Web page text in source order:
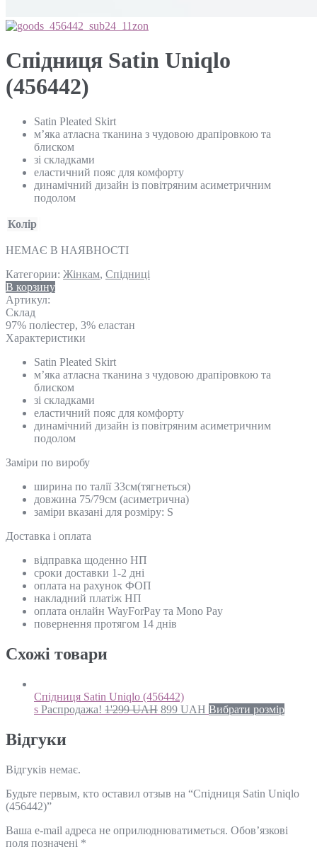
Спідниця Satin Uniqlo
(456442)
Satin Pleated Skirt
м’яка атласна тканина з чудовою драпіровкою та
блиском
зі складками
еластичний пояс для комфорту
динамічний дизайн із повітряним асиметричним
подолом
Колір
НЕМАЄ В НАЯВНОСТІ
Категории: Жінкам, Спідниці
В корзину
Артикул:
Склад
97% поліестер, 3% еластан
Характеристики
Satin Pleated Skirt
м’яка атласна тканина з чудовою драпіровкою та
блиском
зі складками
еластичний пояс для комфорту
динамічний дизайн із повітряним асиметричним
подолом
Замiри по виробу
ширина по талії 33см(тягнеться)
довжина 75/79см (асиметрична)
заміри вказані для розміру: S
Доставка і оплата
відправка щоденно НП
сроки доставки 1-2 дні
оплата на рахунок ФОП
накладний платіж НП
оплата онлайн WayForPay та Mono Pay
повернення протягом 14 днів
Схожi товари
Спідниця Satin Uniqlo (456442)
s Распродажа! 1'299UAH 899 UAH Вибрати розмір
Відгуки
Відгуків немає.
Будьте первым, кто оставил отзыв на “Спідниця Satin Uniqlo
(456442)”
Ваша e-mail адреса не оприлюднюватиметься. Обов’язкові
поля позначені *